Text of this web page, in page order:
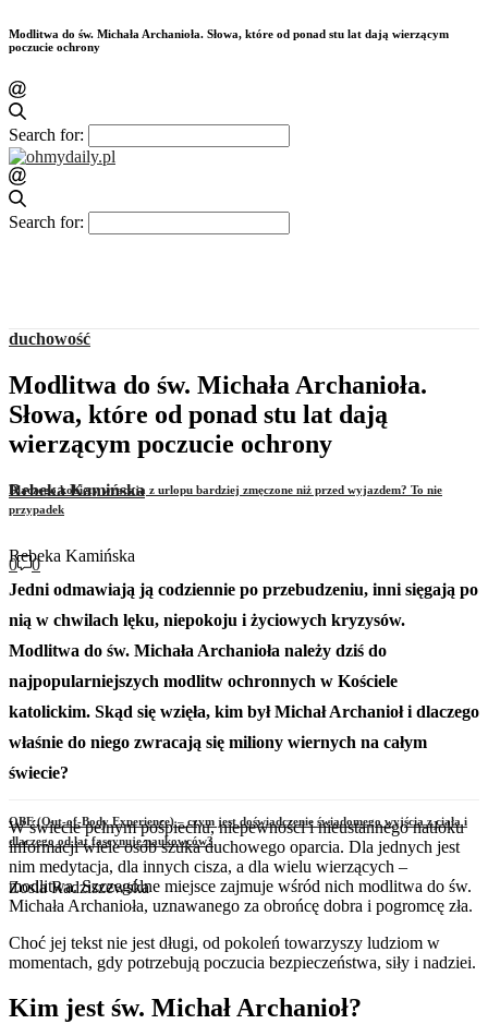
Modlitwa do św. Michała Archanioła. Słowa, które od ponad stu lat dają wierzącym
poczucie ochrony
Search for:
Search for:
Dlaczego kobiety wracają z urlopu bardziej zmęczone niż przed wyjazdem? To nie
przypadek
Rebeka Kamińska
OBE (Out-of-Body Experience) – czym jest doświadczenie świadomego wyjścia z ciała i
dlaczego od lat fascynuje naukowców?
Zosia Radziszewska
duchowość
Modlitwa do św. Michała Archanioła.
Słowa, które od ponad stu lat dają
wierzącym poczucie ochrony
Rebeka Kamińska
0
0
Jedni odmawiają ją codziennie po przebudzeniu, inni sięgają po
nią w chwilach lęku, niepokoju i życiowych kryzysów.
Modlitwa do św. Michała Archanioła należy dziś do
najpopularniejszych modlitw ochronnych w Kościele
katolickim. Skąd się wzięła, kim był Michał Archanioł i dlaczego
właśnie do niego zwracają się miliony wiernych na całym
świecie?
W świecie pełnym pośpiechu, niepewności i nieustannego natłoku
informacji wiele osób szuka duchowego oparcia. Dla jednych jest
nim medytacja, dla innych cisza, a dla wielu wierzących –
modlitwa. Szczególne miejsce zajmuje wśród nich modlitwa do św.
Michała Archanioła, uznawanego za obrońcę dobra i pogromcę zła.
Choć jej tekst nie jest długi, od pokoleń towarzyszy ludziom w
momentach, gdy potrzebują poczucia bezpieczeństwa, siły i nadziei.
Kim jest św. Michał Archanioł?